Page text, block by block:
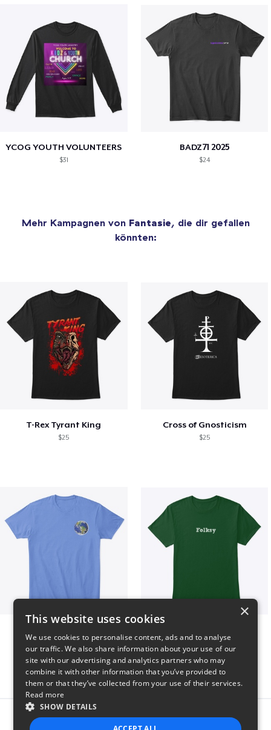
YCOG YOUTH VOLUNTEERS
$31
BADZ71 2025
$24
Mehr Kampagnen von Fantasie, die dir gefallen
könnten:
T-Rex Tyrant King
$25
Cross of Gnosticism
$25
Report this product
×
This website uses cookies
We use cookies to personalise content, ads and to analyse
our traffic. We also share information about your use of our
site with our advertising and analytics partners who may
combine it with other information that you’ve provided to
them or that they’ve collected from your use of their services.
Read more
SHOW DETAILS